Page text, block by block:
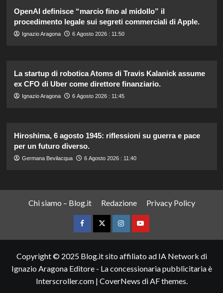
OpenAI definisce “marcio fino al midollo” il
procedimento legale sui segreti commerciali di Apple.
Ignazio Aragona 6 Agosto 2026 : 11:50
La startup di robotica Atoms di Travis Kalanick assume
ex CFO di Uber come direttore finanziario.
Ignazio Aragona 6 Agosto 2026 : 11:45
Hiroshima, 6 agosto 1945: riflessioni su guerra e pace
per un futuro diverso.
Germana Bevilacqua 6 Agosto 2026 : 11:40
Chi siamo – Blog.it Redazione Privacy Policy
FacebookTwitterInstagramYouTube
Copyright © 2025 Blog.it sito affiliato ad IA Network di
Ignazio Aragona Editore - La concessionaria pubblicitaria è
Interscroller.com | CoverNews di AF themes.